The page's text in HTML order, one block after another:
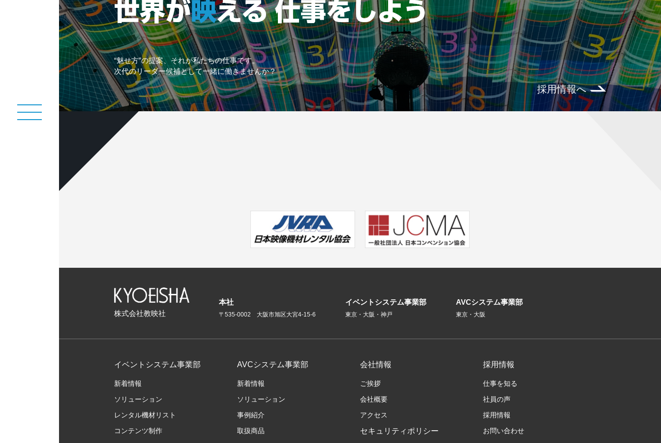
“魅せ方”の提案、それが私たちの仕事です。
次代のリーダー候補として一緒に働きませんか？
採用情報へ
株式会社教映社
本社
〒535-0002 大阪市旭区大宮4-15-6
イベントシステム事業部
東京・大阪・神戸
AVCシステム事業部
東京・大阪
イベントシステム事業部
新着情報
ソリューション
レンタル機材リスト
コンテンツ制作
AVCシステム事業部
新着情報
ソリューション
事例紹介
取扱商品
会社情報
ご挨拶
会社概要
アクセス
セキュリティポリシー
採用情報
仕事を知る
社員の声
採用情報
お問い合わせ